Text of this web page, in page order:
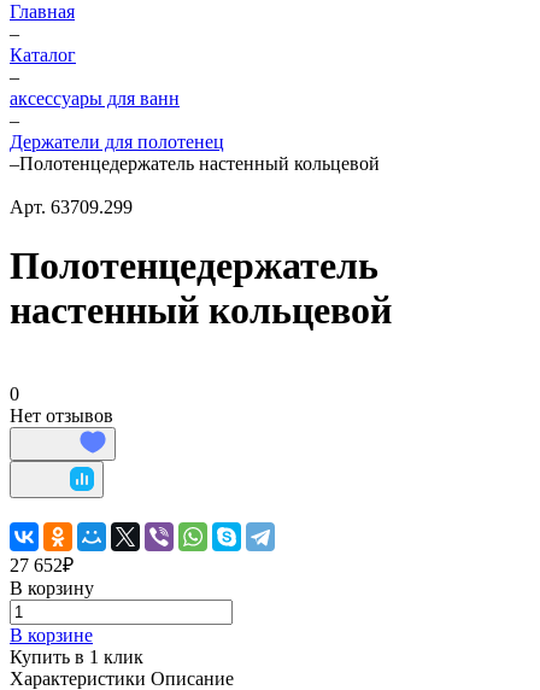
Главная
–
Каталог
–
аксессуары для ванн
–
Держатели для полотенец
–Полотенцедержатель настенный кольцевой
Арт. 63709.299
Полотенцедержатель
настенный кольцевой
0
Нет отзывов
27 652₽
В корзину
В корзине
Купить в 1 клик
Характеристики Описание